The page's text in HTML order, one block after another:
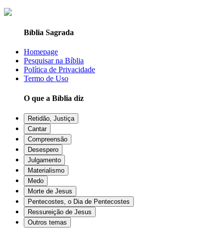
Bíblia Sagrada
Homepage
Pesquisar na Bíblia
Política de Privacidade
Termo de Uso
O que a Bíblia diz
Retidão, Justiça
Cantar
Compreensão
Desespero
Julgamento
Materialismo
Medo
Morte de Jesus
Pentecostes, o Dia de Pentecostes
Ressureição de Jesus
Outros temas